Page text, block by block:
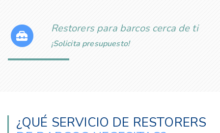
Restorers para barcos cerca de ti
¡Solicita presupuesto!
¿QUÉ SERVICIO DE RESTORERS